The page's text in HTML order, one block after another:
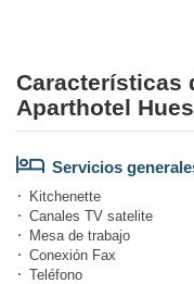
Características
Aparthotel
Servicios
Kitchenette
Canales TV satelite
Mesa de trabajo
Conexión Fax
Teléfono